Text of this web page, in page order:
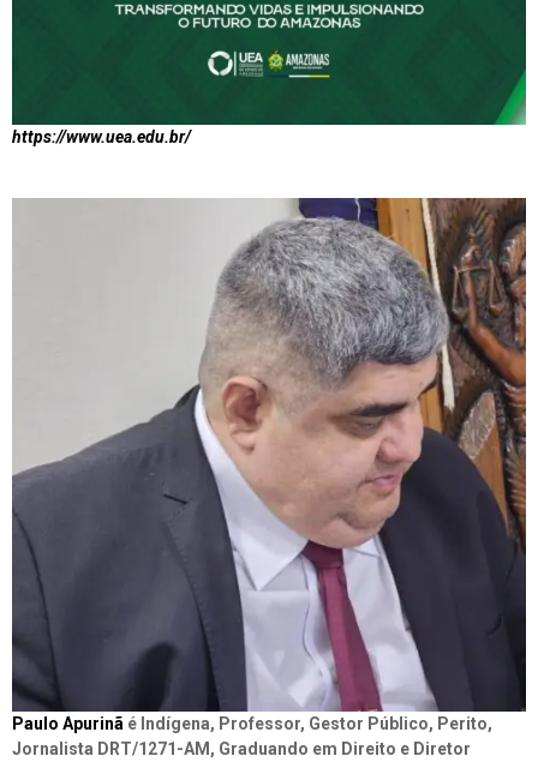
https://www.uea.edu.br/
Paulo Apurinã é Indígena, Professor, Gestor Público, Perito,
Jornalista DRT/1271-AM, Graduando em Direito e Diretor